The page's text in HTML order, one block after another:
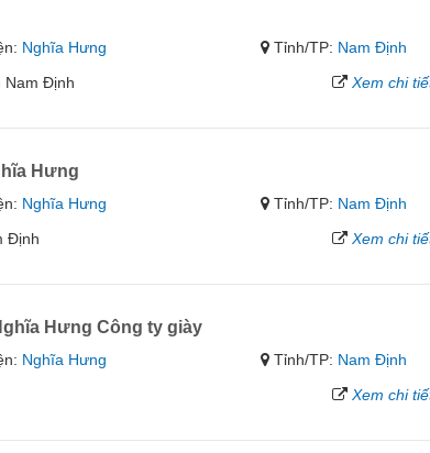
Nghĩa Hưng Tỉnh/TP: Nam Định
Nam Định
Xem chi
Hưng
Nghĩa Hưng Tỉnh/TP: Nam Định
Định
Xem chi
Hưng Công ty giày
Nghĩa Hưng Tỉnh/TP: Nam Định
Xem chi